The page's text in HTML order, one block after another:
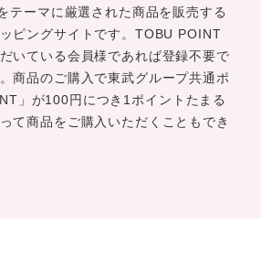
テーマに厳選された商品を販売する
ピングサイトです。TOBU POINT
いている会員様であれば登録不要で
商品のご購入で東武グループ共通ポ
」が100円につき1ポイントたまる
て商品をご購入いただくこともでき